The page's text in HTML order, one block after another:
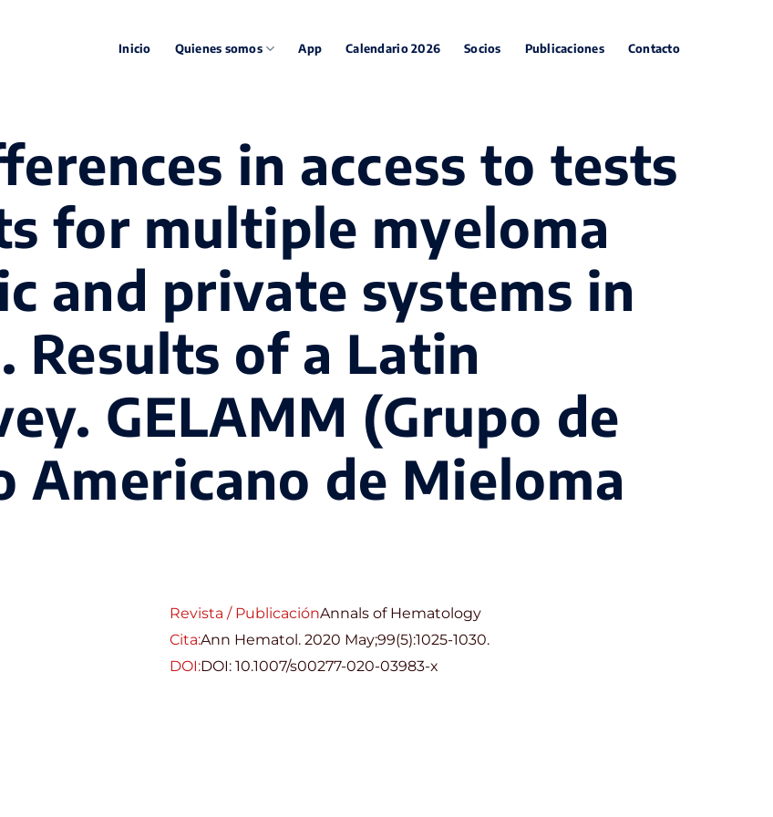
Inicio Quienes somos App Calendario 2026 Socios Publicaciones Contacto
in access to tests
for multiple myeloma
and private systems in
Results of a Latin
GELAMM (Grupo de
Americano de Mieloma
Revista / PublicaciónAnnals of Hematology
Cita:Ann Hematol. 2020 May;99(5):1025-1030.
DOI:DOI: 10.1007/s00277-020-03983-x